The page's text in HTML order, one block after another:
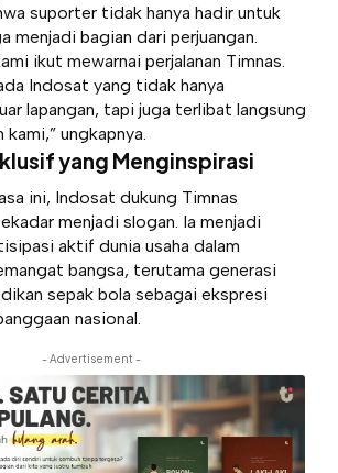
suporter tidak hanya hadir untuk
menjadi bagian dari perjuangan.
ikut mewarnai perjalanan Timnas.
Indosat yang tidak hanya
lapangan, tapi juga terlibat langsung
ungkapnya.
yang Menginspirasi
ini, Indosat dukung Timnas
menjadi slogan. Ia menjadi
aktif dunia usaha dalam
bangsa, terutama generasi
sepak bola sebagai ekspresi
nasional.
- Advertisement -